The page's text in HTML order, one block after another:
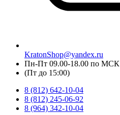
KratonShop@yandex.ru
Пн-Пт 09.00-18.00 по МСК
(Пт до 15:00)
8 (812) 642-10-04
8 (812) 245-06-92
8 (964) 342-10-04